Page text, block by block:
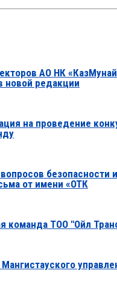
АО НК
новой редакции
на проведение
от имени «ОТК
команда ТОО "Ойл